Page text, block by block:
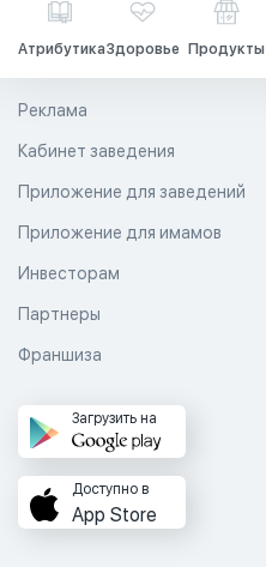
АтрибутикаЗдоровье Продукты
Реклама
Кабинет заведения
Приложение для заведений
Приложение для имамов
Инвесторам
Партнеры
Франшиза
Загрузить на
Доступно в
App Store